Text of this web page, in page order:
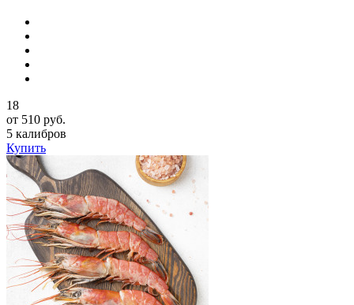
18
от 510 руб.
5 калибров
Купить